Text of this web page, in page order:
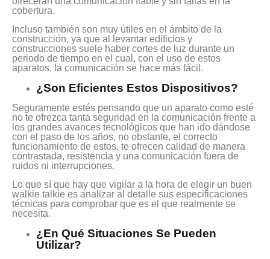
cobertura.
Incluso también son muy útiles en el ámbito de la
construcción, ya que al levantar edificios y
construcciones suele haber cortes de luz durante un
periodo de tiempo en el cual, con el uso de estos
aparatos, la comunicación se hace más fácil.
¿Son Eficientes Estos Dispositivos?
Seguramente estés pensando que un aparato como esté
no te ofrezca tanta seguridad en la comunicación frente a
los grandes avances tecnológicos que han ido dándose
con el paso de los años, no obstante, el correcto
funcionamiento de estos, te ofrecen calidad de manera
contrastada, resistencia y una comunicación fuera de
ruidos ni interrupciones.
Lo que sí que hay que vigilar a la hora de elegir un buen
walkie talkie es analizar al detalle sus especificaciones
técnicas para comprobar que es el que realmente se
necesita.
¿En Qué Situaciones Se Pueden
Utilizar?